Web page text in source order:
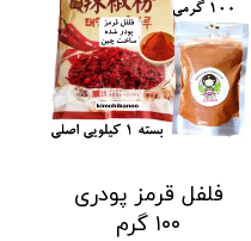
فلفل قرمز پودری
۱۰۰ گرم